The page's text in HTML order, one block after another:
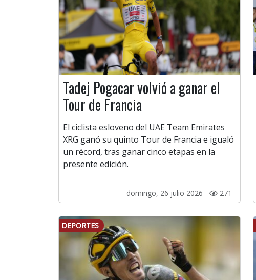
Tadej Pogacar volvió a ganar el
Tour de Francia
El ciclista esloveno del UAE Team Emirates
XRG ganó su quinto Tour de Francia e igualó
un récord, tras ganar cinco etapas en la
presente edición.
domingo, 26 julio 2026 - 271
DEPORTES